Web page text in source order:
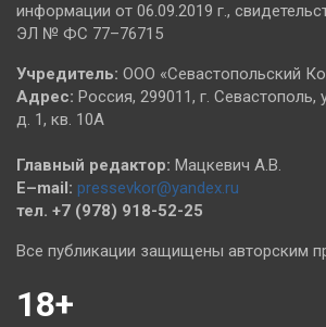
информации от 06.09.2019 г.,
ЭЛ № ФС 77–76715
Учредитель: ООО «Севастопольский
Адрес: Россия, 299011, г. Севастополь,
д. 1, кв. 10А
Главный редактор: Мацкевич А.В.
E–mail: pressevkor@yandex.ru
тел. +7 (978) 918-52-25
Все публикации защищены авторским
18+